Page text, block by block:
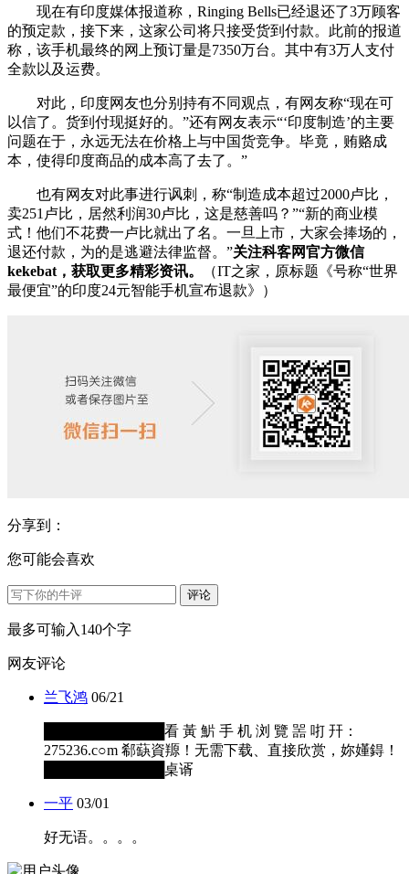
现在有印度媒体报道称，Ringing Bells已经退还了3万顾客
的预定款，接下来，这家公司将只接受货到付款。此前的报道
称，该手机最终的网上预订量是7350万台。其中有3万人支付
全款以及运费。
对此，印度网友也分别持有不同观点，有网友称“现在可
以信了。货到付现挺好的。”还有网友表示“‘印度制造’的主要
问题在于，永远无法在价格上与中国货竞争。毕竟，贿赂成
本，使得印度商品的成本高了去了。”
也有网友对此事进行讽刺，称“制造成本超过2000卢比，
卖251卢比，居然利润30卢比，这是慈善吗？”“新的商业模
式！他们不花费一卢比就出了名。一旦上市，大家会捧场的，
退还付款，为的是逃避法律监督。”关注科客网官方微信
kekebat，获取更多精彩资讯。
（IT之家，原标题《号称“世界
最便宜”的印度24元智能手机宣布退款》）
分享到：
您可能会喜欢
评论
最多可输入140个字
网友评论
兰飞鸿 06/21
████████████看 黃 魸 手 机 浏 覽 噐 咑 幵：
275236.c○m 郗蒛資羱！无需下载、直接欣赏，妳嬞鍀！
████████████桌谞
一平 03/01
好无语。。。。